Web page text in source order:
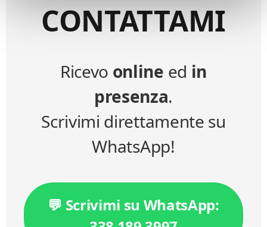
CONTATTAMI
Ricevo online ed in
presenza.
Scrivimi direttamente su
WhatsApp!
💬 Scrivimi su WhatsApp: